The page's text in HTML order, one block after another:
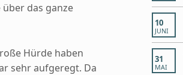
das ganze
Hürde haben
sehr aufgeregt. Da
10
JUNI
31
MAI